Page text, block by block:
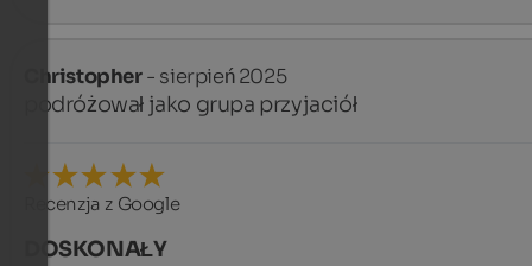
Christopher- sierpień 2025
podróżował jako grupa przyjaciół
Recenzja z Google
DOSKONAŁY